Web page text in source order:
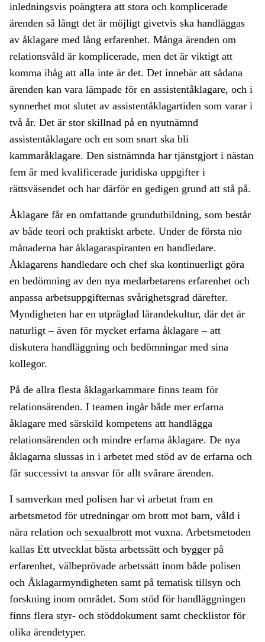
inledningsvis poängtera att stora och komplicerade
ärenden så långt det är möjligt givetvis ska handläggas
av åklagare med lång erfarenhet. Många ärenden om
relationsvåld är komplicerade, men det är viktigt att
komma ihåg att alla inte är det. Det innebär att sådana
ärenden kan vara lämpade för en assistentåklagare, och i
synnerhet mot slutet av assistentåklagartiden som varar i
två år. Det är stor skillnad på en nyutnämnd
assistentåklagare och en som snart ska bli
kammaråklagare. Den sistnämnda har tjänstgjort i nästan
fem år med kvalificerade juridiska uppgifter i
rättsväsendet och har därför en gedigen grund att stå på.
Åklagare får en omfattande grundutbildning, som består
av både teori och praktiskt arbete. Under de första nio
månaderna har åklagaraspiranten en handledare.
Åklagarens handledare och chef ska kontinuerligt göra
en bedömning av den nya medarbetarens erfarenhet och
anpassa arbetsuppgifternas svårighetsgrad därefter.
Myndigheten har en utpräglad lärandekultur, där det är
naturligt – även för mycket erfarna åklagare – att
diskutera handläggning och bedömningar med sina
kollegor.
På de allra flesta åklagarkammare finns team för
relationsärenden. I teamen ingår både mer erfarna
åklagare med särskild kompetens att handlägga
relationsärenden och mindre erfarna åklagare. De nya
åklagarna slussas in i arbetet med stöd av de erfarna och
får successivt ta ansvar för allt svårare ärenden.
I samverkan med polisen har vi arbetat fram en
arbetsmetod för utredningar om brott mot barn, våld i
nära relation och sexualbrott mot vuxna. Arbetsmetoden
kallas Ett utvecklat bästa arbetssätt och bygger på
erfarenhet, välbeprövade arbetssätt inom både polisen
och Åklagarmyndigheten samt på tematisk tillsyn och
forskning inom området. Som stöd för handläggningen
finns flera styr- och stöddokument samt checklistor för
olika ärendetyper.